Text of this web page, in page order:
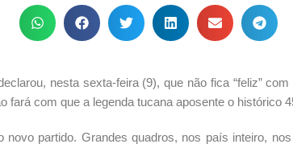
nesta sexta-feira (9), que não fica “feliz” com
fará com que a legenda tucana aposente o histórico
novo partido. Grandes quadros, nos país inteiro,